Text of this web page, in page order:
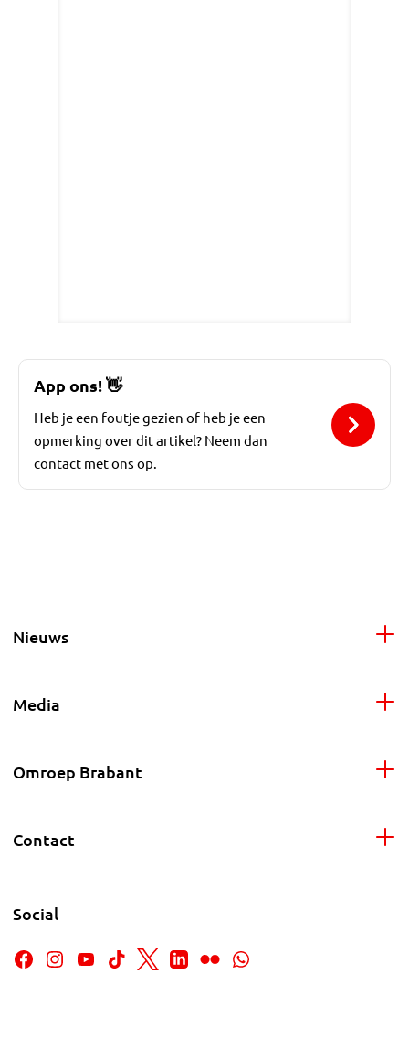
App ons!👋
Heb je een foutje gezien of heb je een
opmerking over dit artikel? Neem dan
contact met ons op.
Nieuws
Media
Omroep Brabant
Contact
Social